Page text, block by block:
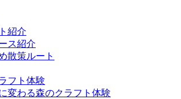
紹介
ス紹介
散策ルート
フト体験
変わる森のクラフト体験